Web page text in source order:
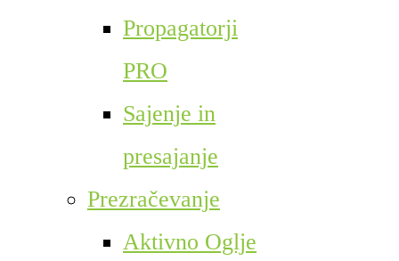
Propagatorji
PRO
Sajenje in
presajanje
Prezračevanje
Aktivno Oglje